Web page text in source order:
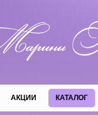
АКЦИИ КАТАЛОГ